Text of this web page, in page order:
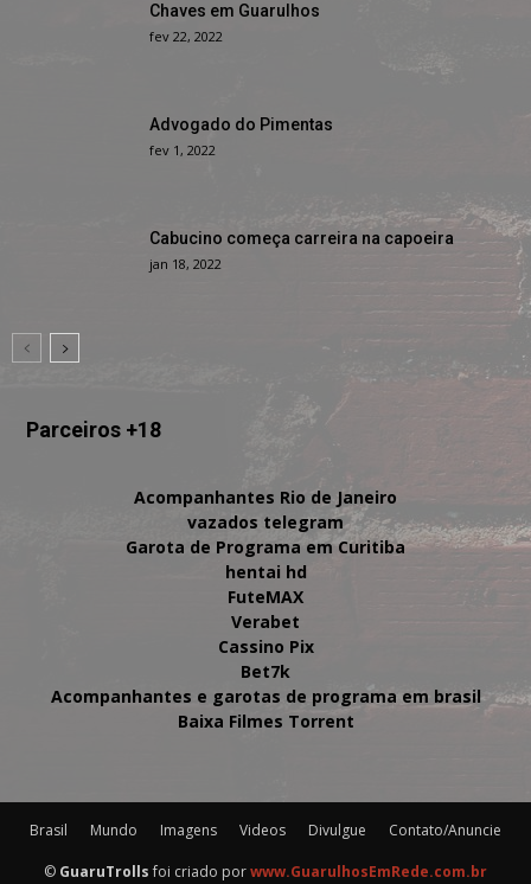
Chaves em Guarulhos
fev 22, 2022
Advogado do Pimentas
fev 1, 2022
Cabucino começa carreira na capoeira
jan 18, 2022
Parceiros +18
Acompanhantes Rio de Janeiro
vazados telegram
Garota de Programa em Curitiba
hentai hd
FuteMAX
Verabet
Cassino Pix
Bet7k
Acompanhantes e garotas de programa em brasil
Baixa Filmes Torrent
Brasil Mundo Imagens Videos Divulgue Contato/Anuncie
© GuaruTrollsfoi criado porwww.GuarulhosEmRede.com.br